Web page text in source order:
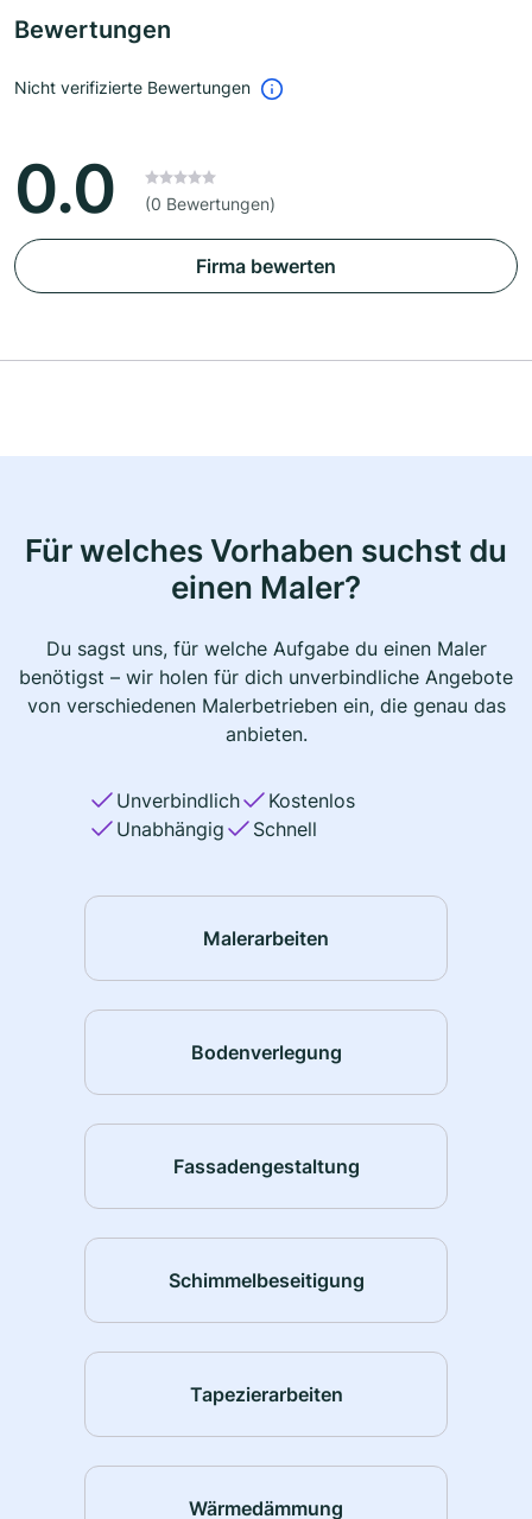
Bewertungen
Nicht verifizierte Bewertungen
0.0 (0 Bewertungen)
Firma bewerten
Für welches Vorhaben suchst du
einen Maler?
Du sagst uns, für welche Aufgabe du einen Maler
benötigst – wir holen für dich unverbindliche Angebote
von verschiedenen Malerbetrieben ein, die genau das
anbieten.
Unverbindlich
Kostenlos
Unabhängig
Schnell
Malerarbeiten
Bodenverlegung
Fassadengestaltung
Schimmelbeseitigung
Tapezierarbeiten
Wärmedämmung